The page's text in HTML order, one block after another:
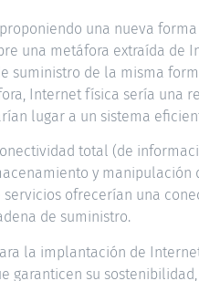
una nueva
una metáfora extraída de
suministro de la misma
Internet física sería una
lugar a un sistema
total (de
y manipulación
ofrecerían una
de suministro.
la implantación de
garanticen su